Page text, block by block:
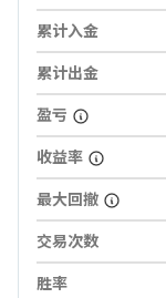
累计入金
累计出金
盈亏
收益率
最大回撤
交易次数
胜率